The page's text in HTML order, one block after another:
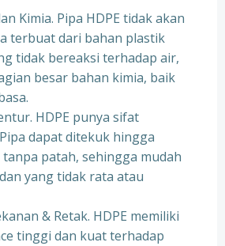
Kimia. Pipa HDPE tidak akan
terbuat dari bahan plastik
tidak bereaksi terhadap air,
besar bahan kimia, baik
HDPE punya sifat
dapat ditekuk hingga
patah, sehingga mudah
yang tidak rata atau
& Retak. HDPE memiliki
tinggi dan kuat terhadap